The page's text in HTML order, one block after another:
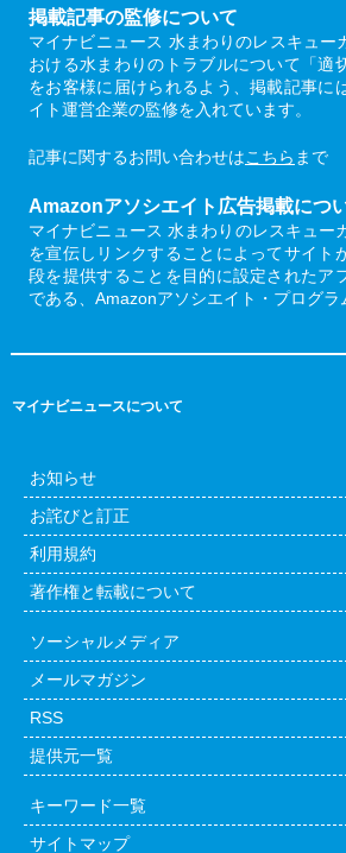
掲載記事の監修について
マイナビニュース 水まわりのレスキュー
おける水まわりのトラブルについて「適
をお客様に届けられるよう、掲載記事に
イト運営企業の監修を入れています。
記事に関するお問い合わせはこちら まで
Amazonアソシエイト広告掲載につ
マイナビニュース 水まわりのレスキュー
を宣伝しリンクすることによってサイト
段を提供することを目的に設定されたア
である、Amazonアソシエイト・プログラ
マイナビニュースについて
お知らせ
お詫びと訂正
利用規約
著作権と転載について
ソーシャルメディア
メールマガジン
RSS
提供元一覧
キーワード一覧
サイトマップ